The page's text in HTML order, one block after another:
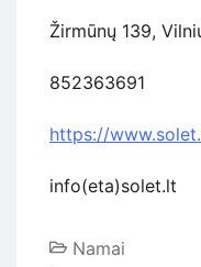
Žirmūnų 139,
852363691
https://
info(eta)solet.lt
Namai